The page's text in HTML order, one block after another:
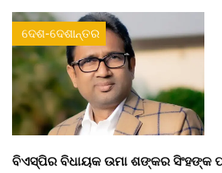
ଦେଶ-ଦେଶାନ୍ତର
ବିଏସ୍‌ପିର ବିଧାୟକ ଉମା ଶଙ୍କର ସିଂହଙ୍କ